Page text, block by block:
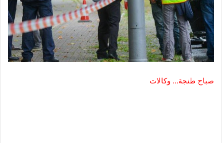
صباح طنجة… وكالات